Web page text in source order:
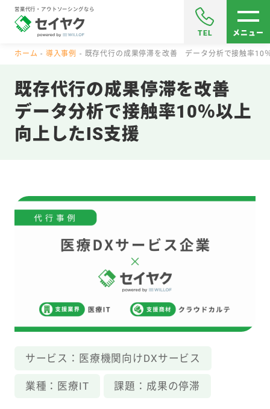
営業代行・アウトソーシングなら
TEL メニュー
ホーム 導入事例 既存代行の成果停滞を改善 データ分析で接触率10
既存代行の成果停滞を改善
データ分析で接触率10％以上
向上したIS支援
サービス： 医療機関向けDXサービス
業種： 医療IT 課題： 成果の停滞